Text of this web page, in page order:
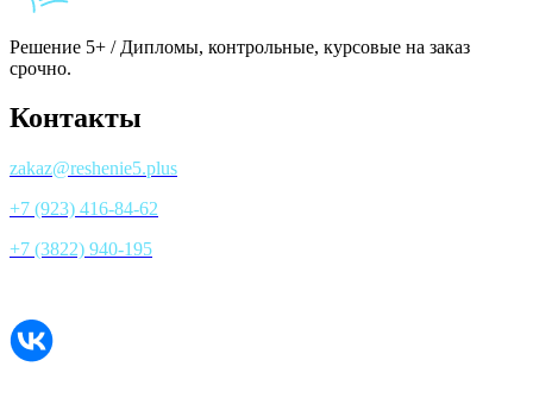
Решение 5+ / Дипломы, контрольные, курсовые на заказ
срочно.
Контакты
zakaz@reshenie5.plus
+7 (923) 416-84-62
+7 (3822) 940-195